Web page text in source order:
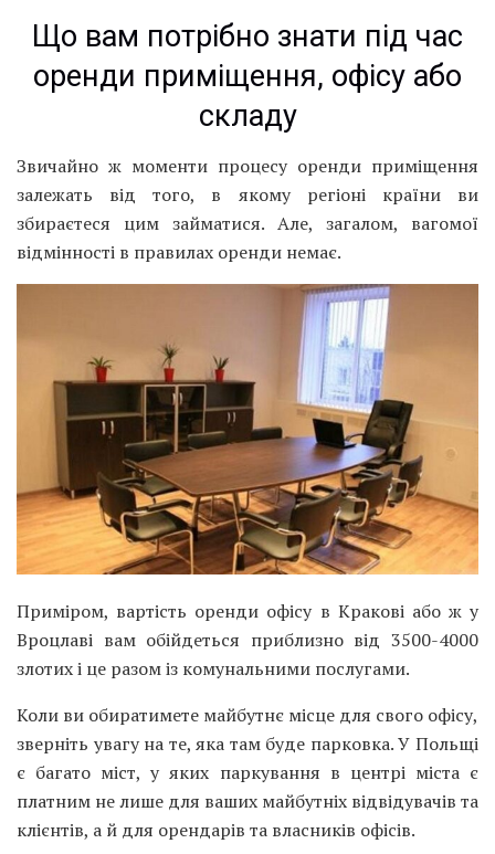
Що вам потрібно знати під час
оренди приміщення, офісу або
складу
Звичайно ж моменти процесу оренди приміщення
залежать від того, в якому регіоні країни ви
збираєтеся цим займатися. Але, загалом, вагомої
відмінності в правилах оренди немає.
Приміром, вартість оренди офісу в Кракові або ж у
Вроцлаві вам обійдеться приблизно від 3500-4000
злотих і це разом із комунальними послугами.
Коли ви обиратимете майбутнє місце для свого офісу,
зверніть увагу на те, яка там буде парковка. У Польщі
є багато міст, у яких паркування в центрі міста є
платним не лише для ваших майбутніх відвідувачів та
клієнтів, а й для орендарів та власників офісів.